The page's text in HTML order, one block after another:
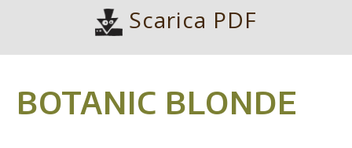
Scarica PDF
BOTANIC BLONDE